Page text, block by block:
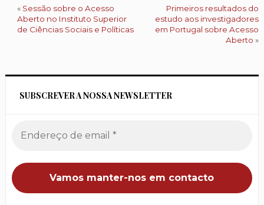
« Sessão sobre o Acesso
Aberto no Instituto Superior
de Ciências Sociais e Políticas
Primeiros resultados do
estudo aos investigadores
em Portugal sobre Acesso
Aberto »
SUBSCREVER A NOSSA NEWSLETTER